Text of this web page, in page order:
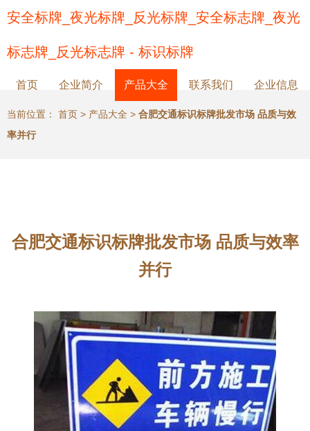
安全标牌_夜光标牌_反光标牌_安全标志牌_夜光
标志牌_反光标志牌 - 标识标牌
首页 企业简介 产品大全 联系我们 企业信息
当前位置： 首页 > 产品大全 > 合肥交通标识标牌批发市场 品质与效
率并行
合肥交通标识标牌批发市场 品质与效率
并行